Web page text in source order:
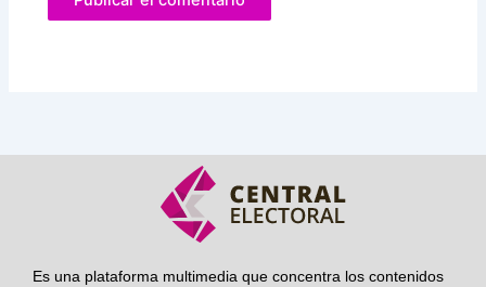
Es una plataforma multimedia que concentra los contenidos